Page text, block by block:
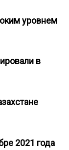
уровнем
в
2021 года